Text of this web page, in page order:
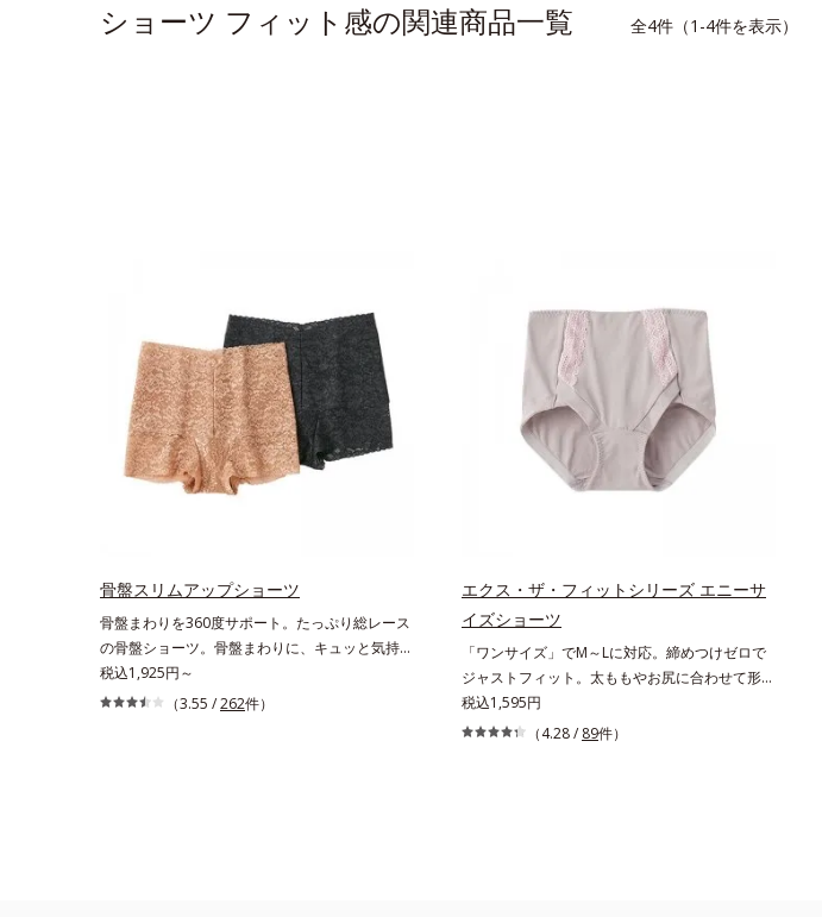
ショーツ フィット感の関連商品一覧 全4件（1-4件を表示）
骨盤スリムアップショーツ
骨盤まわりを360度サポート。たっぷり総レース
の骨盤ショーツ。骨盤まわりに、キュッと気持ち
いい引き締めを実感はきやすい。動きやすい。よ
く伸びてここちいいフィット感。気分も上がる華
税込1,925円～
（3.55 /262件）
エクス・ザ・フィットシリーズ エニーサ
イズショーツ
「ワンサイズ」でM～Lに対応。締めつけゼロで
ジャストフィット。太ももやお尻に合わせて形が
変わる！驚愕のワンサイズショーツヒップサイズ
が、Mの方もLの方もはけるワンサイズショーツ
税込1,595円
（4.28 / 89件）